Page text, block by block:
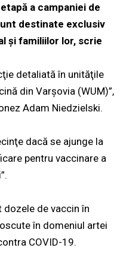
a campaniei de
destinate exclusiv
şi familiilor lor, scrie
detaliată în unităţile
din Varşovia (WUM)”,
Adam Niedzielski.
dacă se ajunge la
pentru vaccinare a
dozele de vaccin în
în domeniul artei
COVID-19.